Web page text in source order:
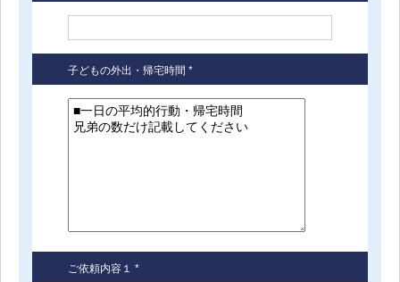
子どもの外出・帰宅時間 *
ご依頼内容１ *